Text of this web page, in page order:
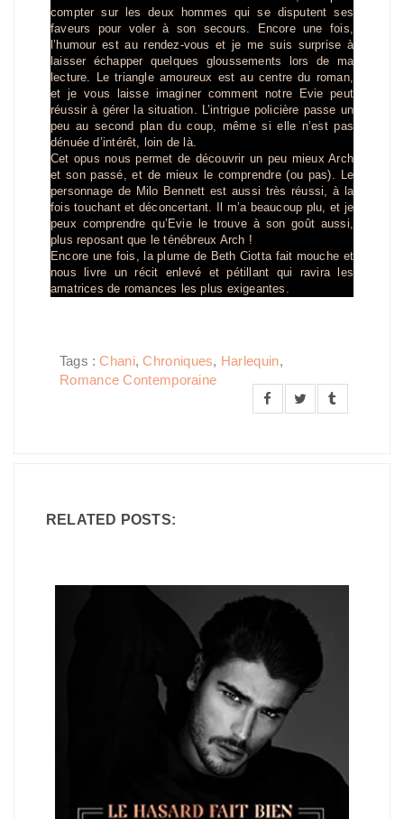
compter sur les deux hommes qui se disputent ses
faveurs pour voler à son secours. Encore une fois,
l’humour est au rendez-vous et je me suis surprise à
laisser échapper quelques gloussements lors de ma
lecture. Le triangle amoureux est au centre du roman,
et je vous laisse imaginer comment notre Evie peut
réussir à gérer la situation. L’intrigue policière passe un
peu au second plan du coup, même si elle n’est pas
dénuée d’intérêt, loin de là.
Cet opus nous permet de découvrir un peu mieux Arch
et son passé, et de mieux le comprendre (ou pas). Le
personnage de Milo Bennett est aussi très réussi, à la
fois touchant et déconcertant. Il m’a beaucoup plu, et je
peux comprendre qu’Evie le trouve à son goût aussi,
plus reposant que le ténébreux Arch !
Encore une fois, la plume de Beth Ciotta fait mouche et
nous livre un récit enlevé et pétillant qui ravira les
amatrices de romances les plus exigeantes.
Tags :Chani,Chroniques, Harlequin,
Romance Contemporaine
RELATED POSTS: